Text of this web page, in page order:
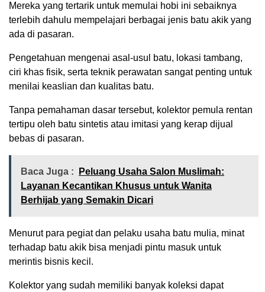
Mereka yang tertarik untuk memulai hobi ini sebaiknya
terlebih dahulu mempelajari berbagai jenis batu akik yang
ada di pasaran.
Pengetahuan mengenai asal-usul batu, lokasi tambang,
ciri khas fisik, serta teknik perawatan sangat penting untuk
menilai keaslian dan kualitas batu.
Tanpa pemahaman dasar tersebut, kolektor pemula rentan
tertipu oleh batu sintetis atau imitasi yang kerap dijual
bebas di pasaran.
Baca Juga :
Peluang Usaha Salon Muslimah:
Layanan Kecantikan Khusus untuk Wanita
Berhijab yang Semakin Dicari
Menurut para pegiat dan pelaku usaha batu mulia, minat
terhadap batu akik bisa menjadi pintu masuk untuk
merintis bisnis kecil.
Kolektor yang sudah memiliki banyak koleksi dapat